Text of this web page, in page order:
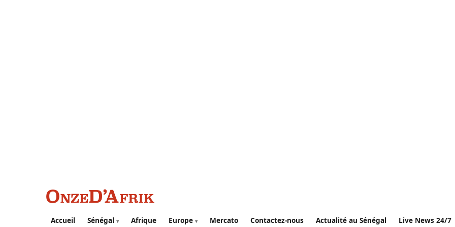
Aller au contenu principal
Accueil Sénégal Afrique Europe Mercato Contactez-nous Actualité au Sénégal Live News 24/7